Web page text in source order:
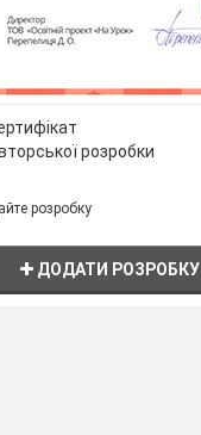
розробки
розробку
ДОДАТИ РОЗРОБКУ